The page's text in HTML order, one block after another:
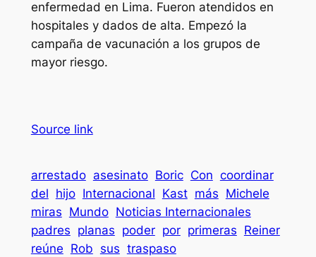
enfermedad en Lima. Fueron atendidos en
hospitales y dados de alta. Empezó la
campaña de vacunación a los grupos de
mayor riesgo.
Source link
arrestado asesinato Boric Con coordinar
del hijo Internacional Kast más Michele
miras Mundo Noticias Internacionales
padres planas poder por primeras Reiner
reúne Rob sus traspaso